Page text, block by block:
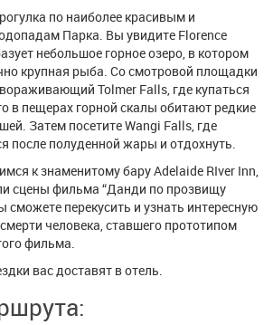
по наиболее красивым и
Парка. Вы увидите Florence
небольшое горное озеро, в котором
крупная рыба. Со смотровой площадки
Tolmer Falls, где купаться
в пещерах горной скалы обитают редкие
Затем посетите Wangi Falls, где
после полуденной жары и отдохнуть.
к знаменитому бару Adelaide RIver Inn,
сцены фильма “Данди по прозвищу
сможете перекусить и узнать интересную
человека, ставшего прототипом
фильма.
вас доставят в отель.